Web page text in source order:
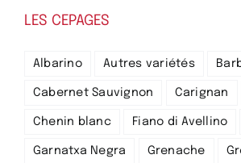
LES CEPAGES
Albarino Autres variétés
Cabernet Sauvignon Carignan
Chenin blanc Fiano di Avellino
Garnatxa Negra Grenache